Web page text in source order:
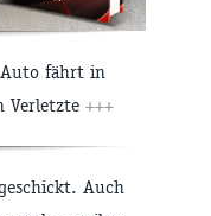
Auto fährt in
Verletzte +++
Auch